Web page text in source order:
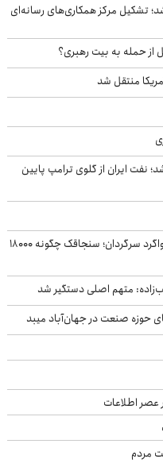
تشکیل مرکز همکاری‌های رسانه‌ای
منتقل شد
ایران از گلوی ترامپ پایین
۲۰۰ میلیون سال زندگی بدون تغییر یک هواگرد سرگردان؛ سنجاقک‌ چگونه ۱۸۰۰۰
متهم اصلی دستگیر شد
حوزه صنعت در جهان‌آباد میبد
عصر اطلاعات
مردم